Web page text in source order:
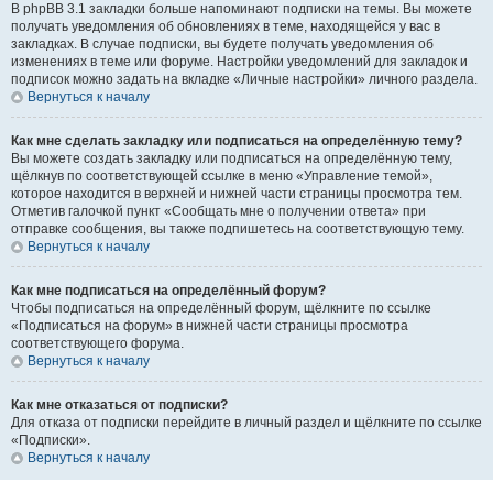
В phpBB 3.1 закладки больше напоминают подписки на темы. Вы можете
получать уведомления об обновлениях в теме, находящейся у вас в
закладках. В случае подписки, вы будете получать уведомления об
изменениях в теме или форуме. Настройки уведомлений для закладок и
подписок можно задать на вкладке «Личные настройки» личного раздела.
Вернуться к началу
Как мне сделать закладку или подписаться на определённую тему?
Вы можете создать закладку или подписаться на определённую тему,
щёлкнув по соответствующей ссылке в меню «Управление темой»,
которое находится в верхней и нижней части страницы просмотра тем.
Отметив галочкой пункт «Сообщать мне о получении ответа» при
отправке сообщения, вы также подпишетесь на соответствующую тему.
Вернуться к началу
Как мне подписаться на определённый форум?
Чтобы подписаться на определённый форум, щёлкните по ссылке
«Подписаться на форум» в нижней части страницы просмотра
соответствующего форума.
Вернуться к началу
Как мне отказаться от подписки?
Для отказа от подписки перейдите в личный раздел и щёлкните по ссылке
«Подписки».
Вернуться к началу